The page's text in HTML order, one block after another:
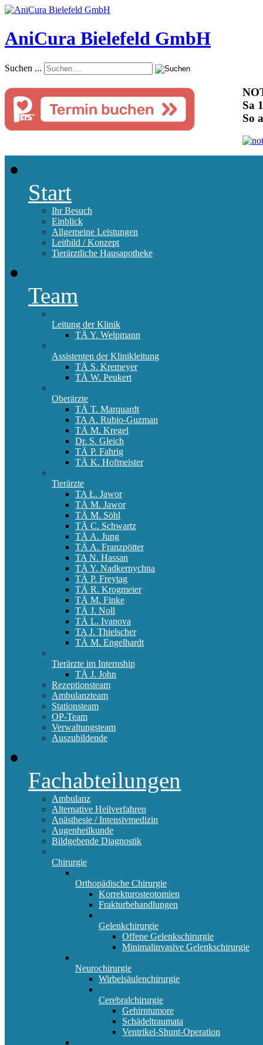
AniCura Bielefeld GmbH
Suchen ...
Sa
So
Start
Ihr Besuch
Einblick
Allgemeine Leistungen
Leitbild / Konzept
Tierärztliche Hausapotheke
Team
Leitung der Klinik
TÄ Y. Welpmann
Assistenten der Klinikleitung
TÄ S. Kremeyer
TÄ W. Peukert
Oberärzte
TÄ T. Marquardt
TA A. Rubio-Guzman
TÄ M. Kregel
Dr. S. Gleich
TÄ P. Fahrig
TÄ K. Hofmeister
Tierärzte
TA Ł. Jawor
TÄ M. Jawor
TÄ M. Söhl
TÄ C. Schwartz
TÄ A. Jung
TÄ A. Franzpötter
TA N. Hassan
TÄ Y. Nadkernychna
TÄ P. Freytag
TÄ R. Krogmeier
TÄ M. Finke
TÄ J. Noll
TÄ L. Ivanova
TA J. Thielscher
TÄ M. Engelhardt
Tierärzte im Internship
TÄ J. John
Rezeptionsteam
Ambulanzteam
Stationsteam
OP-Team
Verwaltungsteam
Auszubildende
Fachabteilungen
Ambulanz
Alternative Heilverfahren
Anästhesie / Intensivmedizin
Augenheilkunde
Bildgebende Diagnostik
Chirurgie
Orthopädische Chirurgie
Korrekturosteotomien
Frakturbehandlungen
Gelenkchirurgie
Offene Gelenkschirurgie
Minimalinvasive Gelenkschirurgie
Neurochirurgie
Wirbelsäulenchirurgie
Cerebralchirurgie
Gehirntumore
Schädeltraumata
Ventrikel-Shunt-Operation